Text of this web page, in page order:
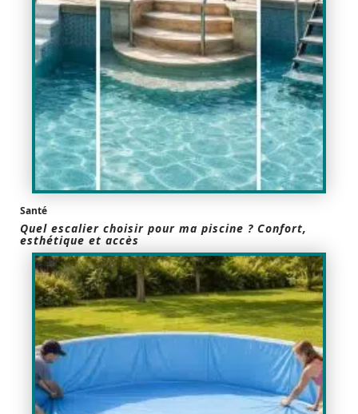
Santé
Quel escalier choisir pour ma piscine ? Confort,
esthétique et accès